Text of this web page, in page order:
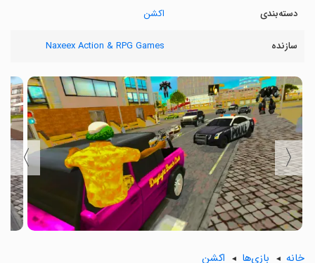
دسته‌بندی اکشن
سازنده Naxeex Action & RPG Games
〈
〉
خانه بازی‌ها اکشن